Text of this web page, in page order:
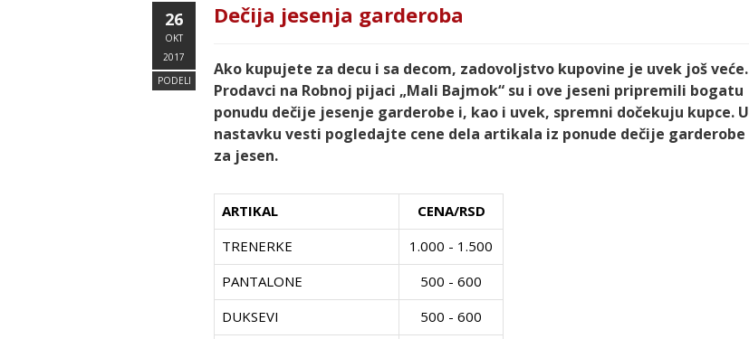
26
OKT
2017
PODELI
Dečija jesenja garderoba
Ako kupujete za decu i sa decom, zadovoljstvo kupovine je uvek još veće.
Prodavci na Robnoj pijaci „Mali Bajmok“ su i ove jeseni pripremili bogatu
ponudu dečije jesenje garderobe i, kao i uvek, spremni dočekuju kupce. U
nastavku vesti pogledajte cene dela artikala iz ponude dečije garderobe
za jesen.
ARTIKAL
CENA/RSD
TRENERKE
1.000 - 1.500
PANTALONE
500 - 600
DUKSEVI
500 - 600